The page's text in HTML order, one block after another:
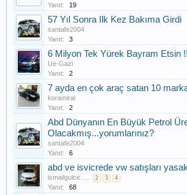
Yanıt:
19
57 Yıl Sonra Ilk Kez Bakıma Girdi
santafe2004
Yanıt:
3
6 Milyon Tek Yürek Bayram Etsin
Ue-Gazi
Yanıt:
2
7 ayda en çok araç satan 10
koramiral
Yanıt:
2
Abd Dünyanın En Büyük Petrol
Olacakmış...yorumlarınız?
santafe2004
Yanıt:
6
abd ve isvicrede vw satışları
ismailgulce ... 2 3 4
Yanıt: 68